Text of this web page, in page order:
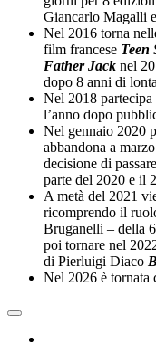
Giancarlo Magalli
Nel 2016 torna
film francese Teen
Father Jack nel
dopo 8 anni di
Nel 2018
l’anno dopo
Nel gennaio 2020
abbandona a
decisione di
parte del 2020 e il
A metà del 2021
ricomprendo il
Bruganelli – della
poi tornare nel
di Pierluigi Diaco
Nel 2026 è tornata